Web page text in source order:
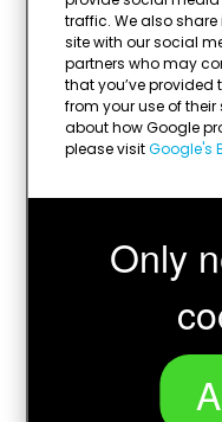
traffic. We also
site with our social
partners who may
that you’ve provided
from your use of
about how Google
please visitGoogle's
Only